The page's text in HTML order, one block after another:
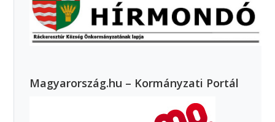
Magyarország.hu – Kormányzati Portál